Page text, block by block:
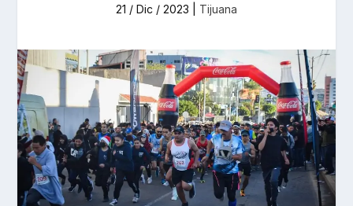
21 / Dic / 2023 Tijuana